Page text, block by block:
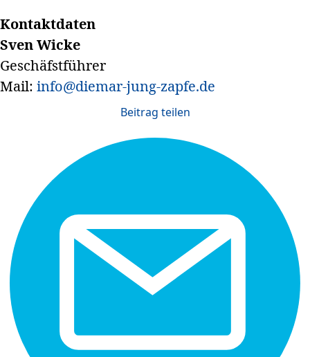
Kontaktdaten
Sven Wicke
Geschäfstführer
Mail: info@diemar-jung-zapfe.de